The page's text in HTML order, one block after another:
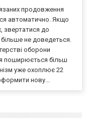
продовження
автоматично. Якщо
звертатися до
не доведеться.
оборони
поширюється більш
уже охоплює 22
нову...